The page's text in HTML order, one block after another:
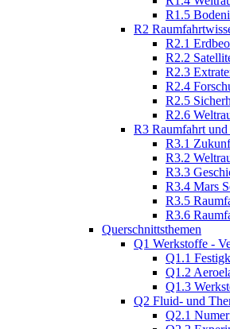
R1.5
R2
R2.1
R2.2
R2.3
R2.4
R2.5
R2.6
R3 Raumfahrt
R3.1
R3.2
R3.3
R3.4 Mars
R3.5
R3.6
Querschnittsthemen
Q1 Werkstoffe -
Q1.1
Q1.2
Q1.3
Q2 Fluid- und
Q2.1